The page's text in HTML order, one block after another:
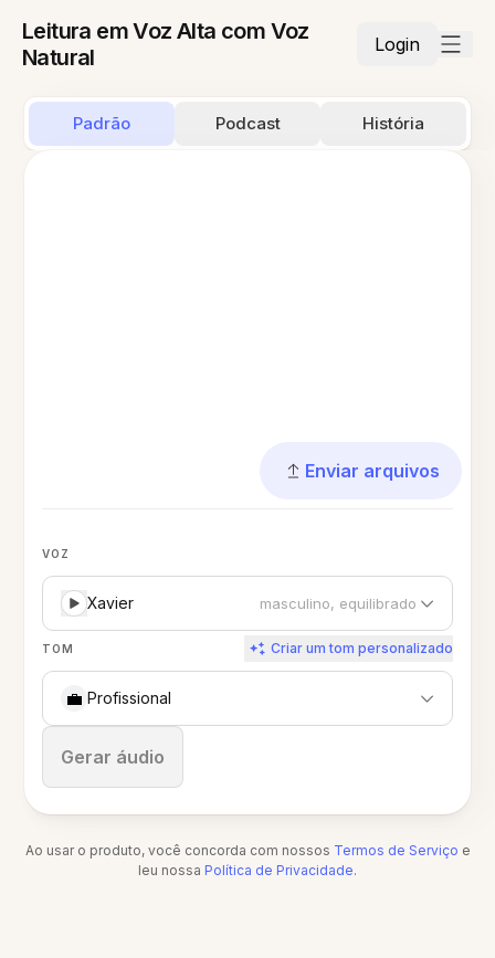
Leitura em Voz Alta com Voz
Natural
Login
Padrão Podcast História
Enviar arquivos
VOZ
Xavier masculino, equilibrado
TOM Criar um tom personalizado
💼 Profissional
Gerar áudio
Parar
Ao usar o produto, você concorda com nossos Termos de Serviço e
leu nossa Política de Privacidade.